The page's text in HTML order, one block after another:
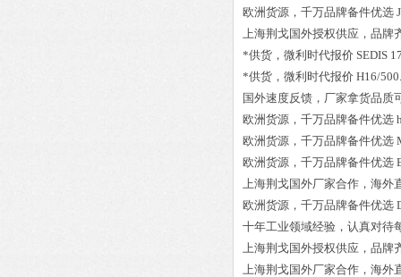
欧洲货源，千万品牌备件优选
上海荆戈国外授权供应，品牌
*供货，微利时代报价 SEDIS
*供货，微利时代报价 H16/
国外速度反馈，厂家拿货品质
欧洲货源，千万品牌备件优选
欧洲货源，千万品牌备件优选
欧洲货源，千万品牌备件优选
上海荆戈国外厂家合作，海外
欧洲货源，千万品牌备件优选
十年工业领域经验，认真对待
上海荆戈国外授权供应，品牌
上海荆戈国外厂家合作，海外